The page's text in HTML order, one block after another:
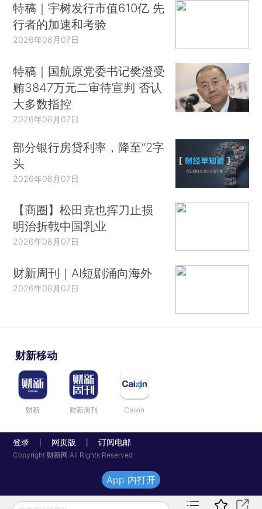
特稿｜宇树发行市值610亿 先
行者的加速和考验
2026年08月07日
特稿｜国航原党委书记樊澄受
贿3847万元二审待宣判 否认
大多数指控
2026年08月07日
部分银行房贷利率，降至“2字
头
2026年08月07日
【商圈】松田克也挥刀止损
明治折戟中国乳业
2026年08月07日
财新周刊｜AI短剧涌向海外
2026年08月07日
财新移动
财新 财新周刊 Caixin
登录 网页版 订阅电邮
Copyright 财新网 All Rights Reserved
App 内打开